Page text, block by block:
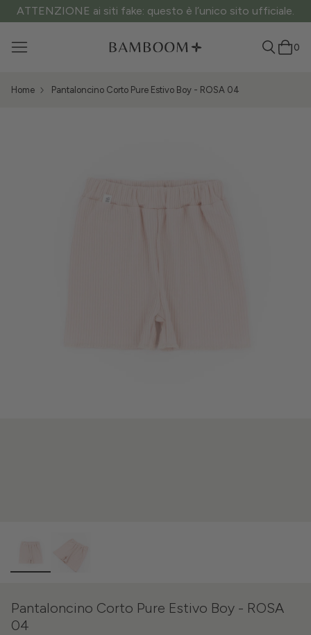
ATTENZIONE ai siti fake: questo è l’unico sito ufficiale.
0
Home Pantaloncino Corto Pure Estivo Boy - ROSA 04
Pantaloncino Corto Pure Estivo Boy - ROSA
04